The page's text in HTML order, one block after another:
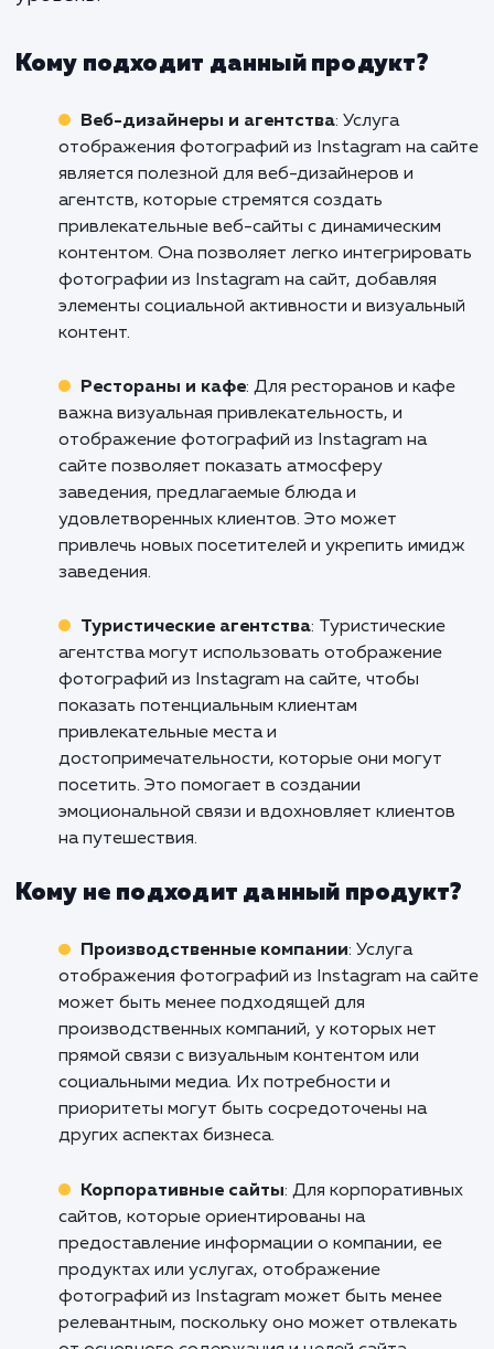
и помогает привлечь
Не упустите возможность усилить свое
присутствие и расширить свою
Свяжитесь с нами прямо сейчас,
фотографий из Instagram на вашем
может помочь вашему бизнесу выйти на
уровень!
Кому подходит данный продукт?
отображения фотографий из Instagram на
является полезной для веб-дизайнеров и
агентств, которые стремятся создать
привлекательные веб-сайты с динамическим
контентом. Она позволяет легко
фотографии из Instagram на сайт, добавляя
элементы социальной активности и
контент.
Рестораны и кафе: Для ресторанов и
отображение фотографий из Instagram на
сайте позволяет показать атмосферу
заведения, предлагаемые блюда и
удовлетворенных клиентов. Это может
привлечь новых посетителей и укрепить
агентства могут использовать отображение
фотографий из Instagram на сайте, чтобы
показать потенциальным клиентам
привлекательные места и
достопримечательности, которые они могут
посетить. Это помогает в создании